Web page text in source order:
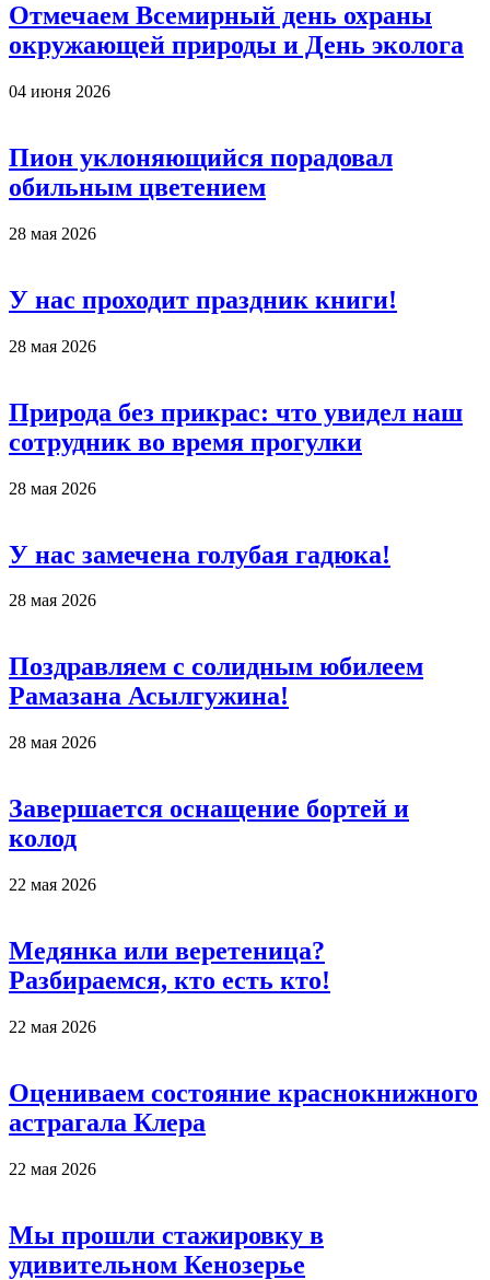
Отмечаем Всемирный день охраны
окружающей природы и День эколога
04 июня 2026
Пион уклоняющийся порадовал
обильным цветением
28 мая 2026
У нас проходит праздник книги!
28 мая 2026
Природа без прикрас: что увидел наш
сотрудник во время прогулки
28 мая 2026
У нас замечена голубая гадюка!
28 мая 2026
Поздравляем с солидным юбилеем
Рамазана Асылгужина!
28 мая 2026
Завершается оснащение бортей и
колод
22 мая 2026
Медянка или веретеница?
Разбираемся, кто есть кто!
22 мая 2026
Оцениваем состояние краснокнижного
астрагала Клера
22 мая 2026
Мы прошли стажировку в
удивительном Кенозерье